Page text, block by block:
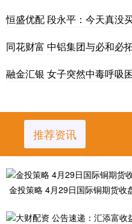
恒盛优配 段永平：今天真没
同花财富 中铝集团与必和必
融金汇银 女子突然中毒呼吸
推荐资讯
金投策略 4月29日国际铜期货收